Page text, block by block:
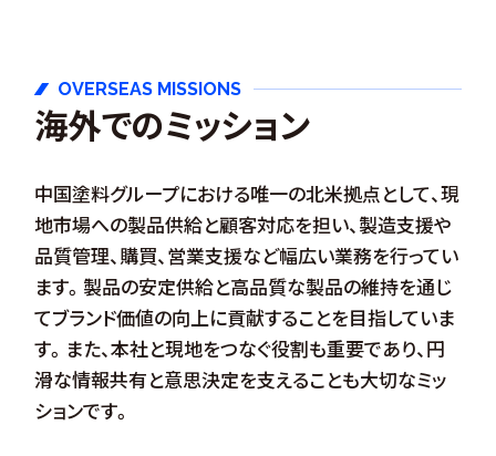
OVERSEAS MISSIONS
海外でのミッション
中国塗料グループにおける唯一の北米拠点として、現
地市場への製品供給と顧客対応を担い、製造支援や
品質管理、購買、営業支援など幅広い業務を行ってい
ます。製品の安定供給と高品質な製品の維持を通じ
てブランド価値の向上に貢献することを目指していま
す。また、本社と現地をつなぐ役割も重要であり、円
滑な情報共有と意思決定を支えることも大切なミッ
ションです。